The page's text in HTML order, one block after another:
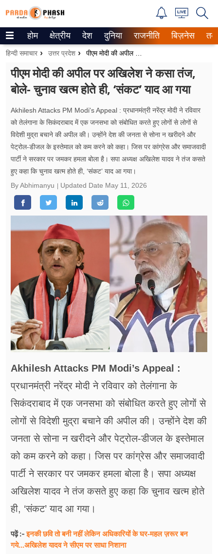
Trending on Google News
ePaper
वेब स्टोरीज
उत्तर प्रदेश
गैलरी
वीडियो
रिलेशनशिप
जीवन मंत्रा
जॉब्स
शिक्षा
अन्य खबरें
होम क्षेत्रीय देश दुनिया राजनीति बिज़नेस
हिन्दी समाचार उत्तर प्रदेश
पीएम मोदी की अपील पर अखिलेश ने कसा तंज,
बोले- चुनाव खत्म होते ही, ‘संकट’ याद आ गया
Akhilesh Attacks PM Modi's Appeal : प्रधानमंत्री नरेंद्र मोदी ने रविवार
को तेलंगाना के सिकंदराबाद में एक जनसभा को संबोधित करते हुए लोगों से लोगों से
विदेशी मुद्रा बचाने की अपील की। उन्होंने देश की जनता से सोना न खरीदने और
पेट्रोल-डीजल के इस्तेमाल को कम करने को कहा। जिस पर कांग्रेस और समाजवादी
पार्टी ने सरकार पर जमकर हमला बोला है। सपा अध्यक्ष अखिलेश यादव ने तंज कसते
हुए कहा कि चुनाव खत्म होते ही, ‘संकट’ याद आ गया।
By Abhimanyu
Updated Date May 11, 2026
Akhilesh Attacks PM Modi’s Appeal :
प्रधानमंत्री नरेंद्र मोदी ने रविवार को तेलंगाना के
सिकंदराबाद में एक जनसभा को संबोधित करते हुए लोगों से
लोगों से विदेशी मुद्रा बचाने की अपील की। उन्होंने देश की
जनता से सोना न खरीदने और पेट्रोल-डीजल के इस्तेमाल
को कम करने को कहा। जिस पर कांग्रेस और समाजवादी
पार्टी ने सरकार पर जमकर हमला बोला है। सपा अध्यक्ष
अखिलेश यादव ने तंज कसते हुए कहा कि चुनाव खत्म होते
ही, ‘संकट’ याद आ गया।
पढ़ें :-इनकी छवि तो बनी नहीं लेकिन अधिकारियों के घर-महल ज़रूर बन
गये...अखिलेश यादव ने सीएम पर साधा​ निशाना